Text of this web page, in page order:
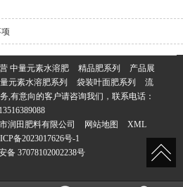
中量元素水溶肥 精品肥系列
产品展
元素水溶肥系列 袋装叶面肥系列
流
,有意向的客户请咨询我们，联系电话：
13516389088
润田肥料有限公司 网站地图
XML
备2023017626号-1
备37078102002238号